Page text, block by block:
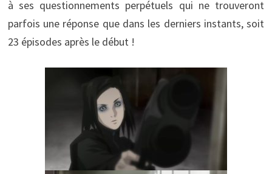
à ses questionnements perpétuels qui ne trouveront
parfois une réponse que dans les derniers instants, soit
23 épisodes après le début !